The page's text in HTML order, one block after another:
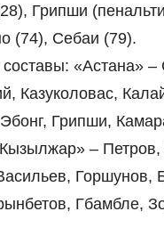
Грипши
(74), Себаи (79).
«Астана» –
Казуколовас,
Грипши,
–
Горшунов,
Гбамбле,